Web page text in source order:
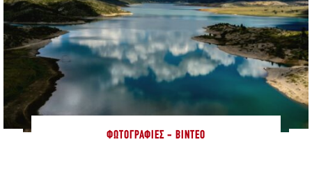
ΦΩΤΟΓΡΑΦΊΕΣ - ΒΊΝΤΕΟ